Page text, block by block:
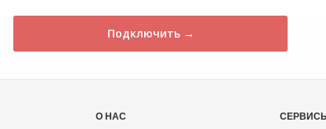
Подключить →
О НАС